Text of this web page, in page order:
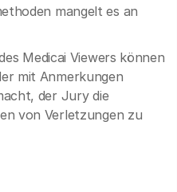
mangelt es an
Medicai Viewers können
mit Anmerkungen
der Jury die
von Verletzungen zu